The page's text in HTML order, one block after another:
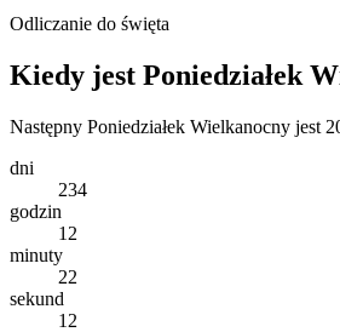
Odliczanie do święta
Kiedy jest Poniedziałek
Następny Poniedziałek Wielkanocny jest
dni
234
godzin
12
minuty
22
sekund
12